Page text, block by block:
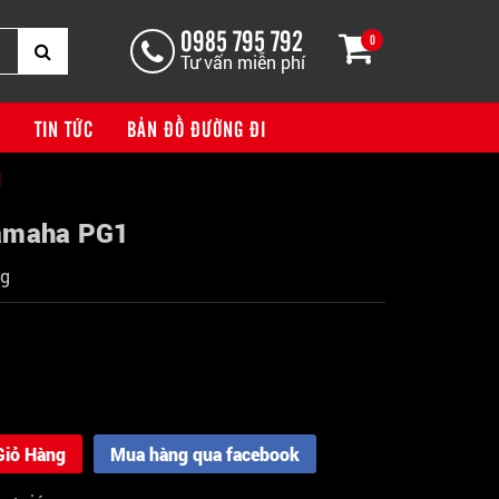
0
0985 795 792
Tư vấn miễn phí
TIN TỨC BẢN ĐỒ ĐƯỜNG ĐI
PG1
Hàng Mua hàng qua facebook